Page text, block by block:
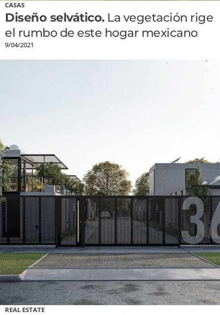
CASAS
Diseño selvático.La vegetación rige
el rumbo de este hogar mexicano
9/04/2021
REAL ESTATE